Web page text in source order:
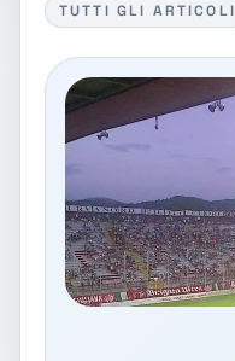
TUTTI GLI ARTICOLI